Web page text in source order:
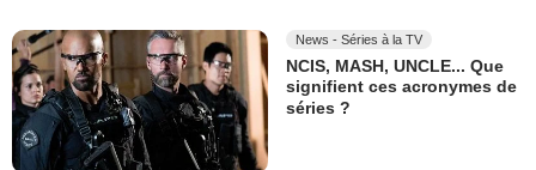
News - Séries à la TV
NCIS, MASH, UNCLE... Que
signifient ces acronymes de
séries ?